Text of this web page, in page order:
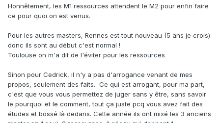
Honnêtement, les M1 ressources attendent le M2 pour enfin faire
ce pour quoi on est venus.
Pour les autres masters, Rennes est tout nouveau (5 ans je crois)
donc ils sont au début c'est normal !
Toulouse on m'a dit de l'éviter pour les ressources
Sinon pour Cedrick, il n'y a pas d'arrogance venant de mes
propos, seulement des faits. Ce qui est arrogant, pour ma part,
c'est que vous vous permettez de juger sans y être, sans savoir
le pourquoi et le comment, tout ça juste pcq vous avez fait des
études et bossé là dedans. Cette année ils ont mixé les 3 anciens